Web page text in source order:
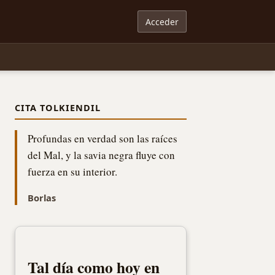
Acceder
CITA TOLKIENDIL
Profundas en verdad son las raíces
del Mal, y la savia negra fluye con
fuerza en su interior.
Borlas
Tal día como hoy en